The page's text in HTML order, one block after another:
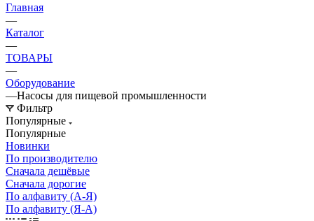
Главная
—
Каталог
—
ТОВАРЫ
—
Оборудование
—Насосы для пищевой промышленности
Фильтр
Популярные
Популярные
Новинки
По производителю
Сначала дешёвые
Сначала дорогие
По алфавиту (А-Я)
По алфавиту (Я-А)